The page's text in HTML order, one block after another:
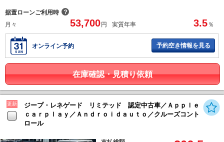
据置ローンご利用時 ？
月々
53,700円 実質年率 3.5 ％
オンライン予約 予約空き情報を見る
在庫確認・見積り依頼
更新
ジープ・レネゲード リミテッド 認定中古車／Ａｐｐｌｅ
ｃａｒｐｌａｙ／Ａｎｄｒｏｉｄａｕｔｏ／クルーズコント
ロール